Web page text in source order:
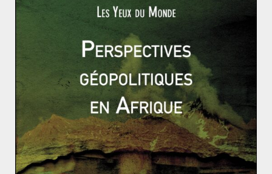
les pays africains. Pour le moment, les investissements
directs chinois sont bien accueillis par la majorité des
pays africains. Djibouti constitue une pièce maîtresse
dans le projet chinois pour l’Afrique.
Il n’en reste pas moins que Djibouti se situe dans un
espace particulièrement instable, avec de nombreux
pays voisins en guerre ou dans une précarité extrême :
Somalie, Yémen, Erythrée. Djibouti essaie en outre de
sortir d’une économie de rente qui laisse plus du tiers
de sa population au chômage. La question est de savoir
siDjibouti sera capable de pousser son atout